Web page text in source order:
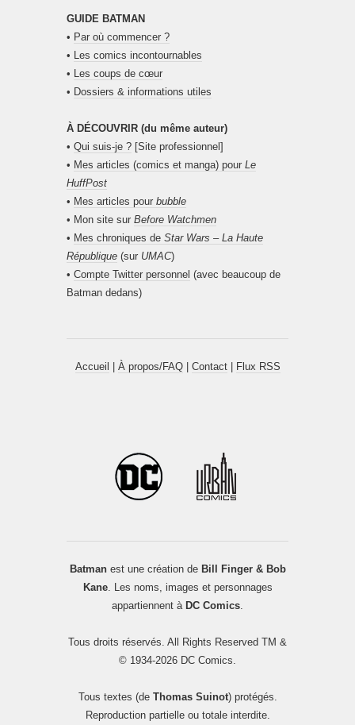
GUIDE BATMAN
• Par où commencer ?
• Les comics incontournables
• Les coups de cœur
• Dossiers & informations utiles
À DÉCOUVRIR (du même auteur)
• Qui suis-je ? [Site professionnel]
• Mes articles (comics et manga) pour Le
HuffPost
• Mes articles pour bubble
• Mon site sur Before Watchmen
• Mes chroniques de Star Wars – La Haute
République (sur UMAC)
• Compte Twitter personnel (avec beaucoup de
Batman dedans)
Accueil À propos/FAQ| Contact| Flux RSS
Batmanest une création de Bill Finger & Bob
Kane. Les noms, images et personnages
appartiennent à DC Comics.
Tous droits réservés. All Rights Reserved TM &
© 1934-2026 DC Comics.
Tous textes (de Thomas Suinot) protégés.
Reproduction partielle ou totale interdite.